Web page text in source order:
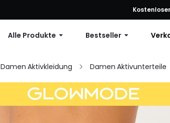
Erste Bestellung: 10 % Rabatt auf jede
Alle Produkte Bestseller
Damen Aktivkleidung Damen Aktivunterteile